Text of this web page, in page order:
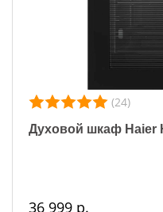
(24)
Духовой шкаф Haier
36 999 р.